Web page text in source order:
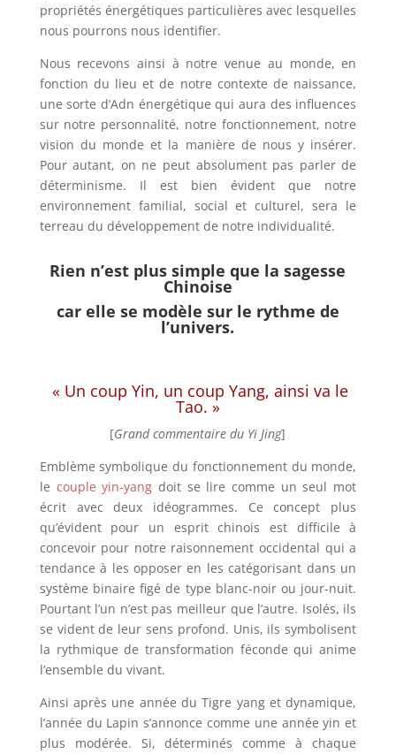
propriétés énergétiques particulières avec lesquelles
nous pourrons nous identifier.
Nous recevons ainsi à notre venue au monde, en
fonction du lieu et de notre contexte de naissance,
une sorte d’Adn énergétique qui aura des influences
sur notre personnalité, notre fonctionnement, notre
vision du monde et la manière de nous y insérer.
Pour autant, on ne peut absolument pas parler de
déterminisme. Il est bien évident que notre
environnement familial, social et culturel, sera le
terreau du développement de notre individualité.
Rien n’est plus simple que la sagesse
Chinoise
car elle se modèle sur le rythme de
l’univers.
« Un coup Yin, un coup Yang, ainsi va le
Tao. »
[Grand commentaire du Yi Jing]
Emblème symbolique du fonctionnement du monde,
le couple yin-yang doit se lire comme un seul mot
écrit avec deux idéogrammes. Ce concept plus
qu’évident pour un esprit chinois est difficile à
concevoir pour notre raisonnement occidental qui a
tendance à les opposer en les catégorisant dans un
système binaire figé de type blanc-noir ou jour-nuit.
Pourtant l’un n’est pas meilleur que l’autre. Isolés, ils
se vident de leur sens profond. Unis, ils symbolisent
la rythmique de transformation féconde qui anime
l’ensemble du vivant.
Ainsi après une année du Tigre yang et dynamique,
l’année du Lapin s’annonce comme une année yin et
plus modérée. Si, déterminés comme à chaque